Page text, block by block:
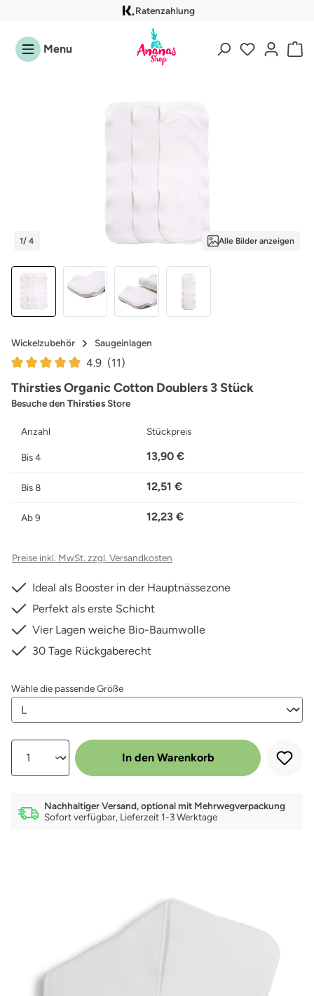
Zum Hauptinhalt springenRatenzahlung
Menu
1/ 4 Alle Bilder anzeigen
Wickelzubehör Saugeinlagen
4.9 (11)
Thirsties Organic Cotton Doublers 3 Stück
Besuche den ThirstiesStore
Anzahl Stückpreis
Bis4 13,90 €
Bis8 12,51 €
Ab9 12,23 €
Preise inkl. MwSt. zzgl. Versandkosten
Ideal als Booster in der Hauptnässezone
Perfekt als erste Schicht
Vier Lagen weiche Bio-Baumwolle
30 Tage Rückgaberecht
Wähle die passende Größeauswählen
Produkt Anzahl: Gib den gewünschten Wert ein oder benutze die
In den Warenkorb
Nachhaltiger Versand, optional mit Mehrwegverpackung
Sofort verfügbar, Lieferzeit 1-3 Werktage